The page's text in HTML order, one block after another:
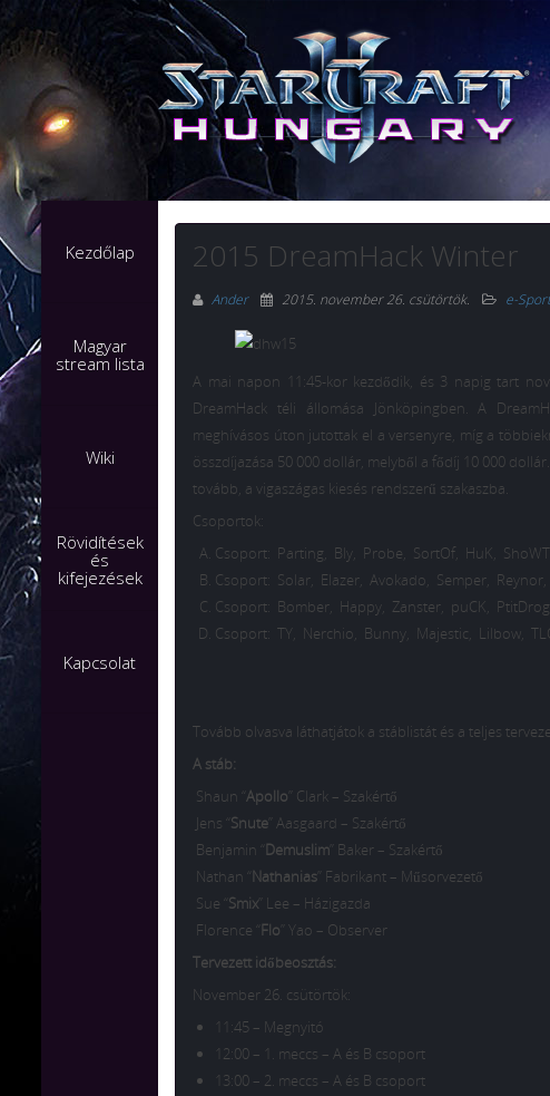
Kezdőlap
Magyar
stream lista
Wiki
Rövidítések
és
kifejezések
Kapcsolat
2015 DreamHack Winter
Ander 2015. november 26. csütörtök. e-Sport
A mai napon 11:45-kor kezdődik, és 3 napig tart
DreamHack téli állomása Jönköpingben. A
meghívásos úton jutottak el a versenyre, míg a
összdíjazása 50 000 dollár, melyből a fődíj 10 000
tovább, a vigaszágas kiesés rendszerű szakaszba.
Csoportok:
Csoport: Parting, Bly, Probe, SortOf, HuK,
Csoport: Solar, Elazer, Avokado, Semper, Reynor,
Csoport: Bomber, Happy, Zanster, puCK,
Csoport: TY , Nerchio, Bunny, Majestic, Lilbow,
Tovább olvasva láthatjátok a stáblistát és a teljes
A stáb:
Shaun “Apollo ” Clark – Szakértő
Jens “Snute ” Aasgaard – Szakértő
Benjamin “Demuslim ” Baker – Szakértő
Nathan “Nathanias ” Fabrikant – Műsorvezető
Sue “Smix ” Lee – Házigazda
Florence “Flo ” Yao – Observer
Tervezett időbeosztás:
November 26. csütörtök:
11:45 – Megnyitó
12:00 – 1. meccs – A és B csoport
13:00 – 2. meccs – A és B csoport